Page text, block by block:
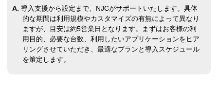
A. 導入支援から設定まで、NJCがサポートいたします。具体
的な期間は利用規模やカスタマイズの有無によって異なり
ますが、目安は約5営業日となります。まずはお客様の利
用目的、必要な台数、利用したいアプリケーションをヒア
リングさせていただき、最適なプランと導入スケジュール
を策定します。